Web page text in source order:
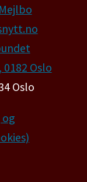
Oslo
Oslo